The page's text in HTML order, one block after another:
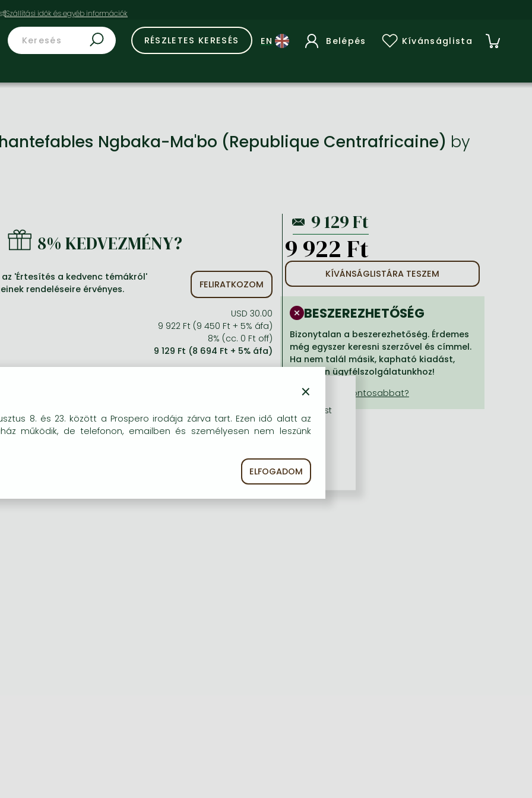
RÉSZLETES KERESÉS Belépés Kívánságlista
Ngbaka-Ma'bo (Republique Centrafricaine) by
8% KEDVEZMÉNY?
az 'Értesítés a kedvenc témákról'
rendeléseire érvényes.
FELIRATKOZOM
USD 30.00
9 922 Ft (9 450 Ft + 5% áfa)
8% (cc. 0 Ft off)
9 129 Ft (8 694 Ft + 5% áfa)
9 922 Ft
KÍVÁNSÁGLISTÁRA TESZEM
BESZEREZHETŐSÉG
Bizonytalan a beszerezhetőség. Érdemes
még egyszer keresni szerzővel és címmel.
Ha nem talál másik, kapható kiadást,
forduljon ügyfélszolgálatunkhoz!
×
8. és 23. között a Prospero irodája zárva tart. Ezen idő alatt az
működik, de telefonon, emailben és személyesen nem leszünk
ELFOGADOM
kat (sütiket) használunk, melyek célja, hogy teljesebb körű szolgáltatást
részére.